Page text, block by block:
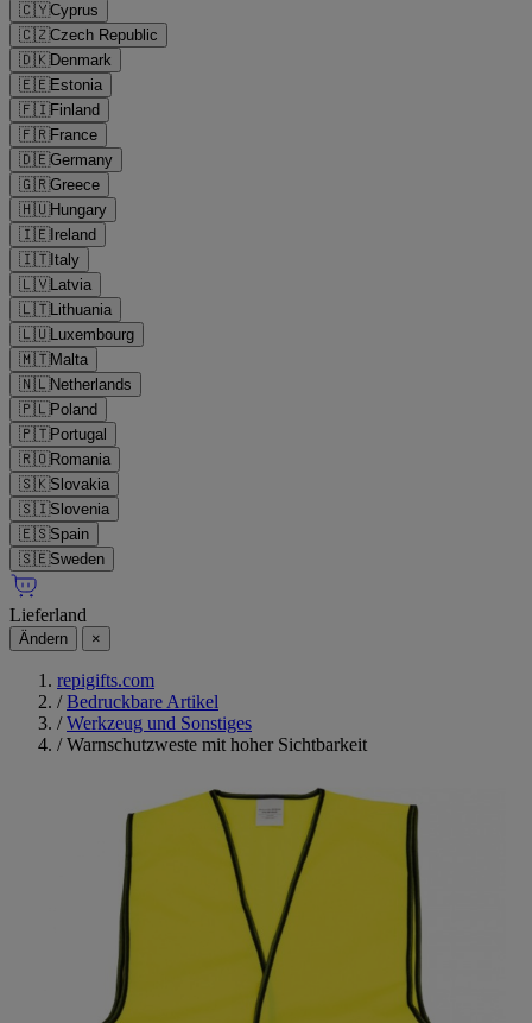
🇨🇾Cyprus
🇨🇿Czech Republic
🇩🇰Denmark
🇪🇪Estonia
🇫🇮Finland
🇫🇷France
🇩🇪Germany
🇬🇷Greece
🇭🇺Hungary
🇮🇪Ireland
🇮🇹Italy
🇱🇻Latvia
🇱🇹Lithuania
🇱🇺Luxembourg
🇲🇹Malta
🇳🇱Netherlands
🇵🇱Poland
🇵🇹Portugal
🇷🇴Romania
🇸🇰Slovakia
🇸🇮Slovenia
🇪🇸Spain
🇸🇪Sweden
Lieferland
Ändern ×
repigifts.com
/ Bedruckbare Artikel
/ Werkzeug und Sonstiges
/ Warnschutzweste mit hoher Sichtbarkeit